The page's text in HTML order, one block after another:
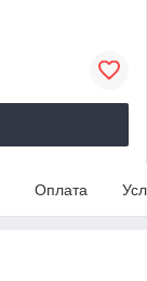
Оплата